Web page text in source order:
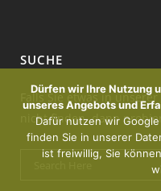
SUCHE
Falls Sie etwas in
nicht finden, dann
Dürfen wir Ihre Nutzung
unseres Angebots und
Dafür nutzen wir
finden Sie in unserer
ist freiwillig, Sie